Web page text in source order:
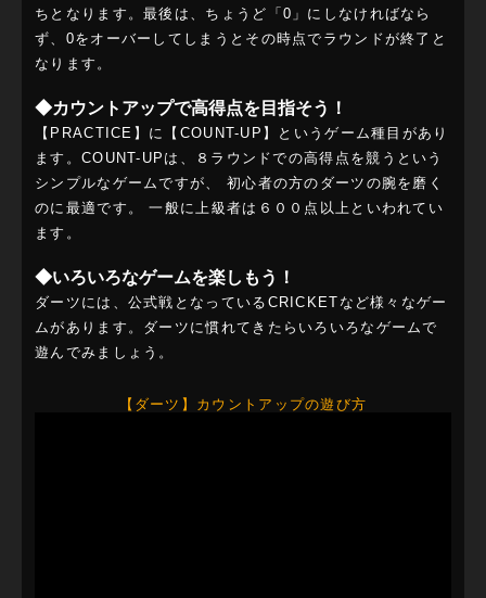
ちとなります。最後は、ちょうど「0」にしなければなら
ず、0をオーバーしてしまうとその時点でラウンドが終了と
なります。
◆カウントアップで高得点を目指そう！
【PRACTICE】に【COUNT-UP】というゲーム種目があり
ます。COUNT-UPは、８ラウンドでの高得点を競うという
シンプルなゲームですが、 初心者の方のダーツの腕を磨く
のに最適です。 一般に上級者は６００点以上といわれてい
ます。
◆いろいろなゲームを楽しもう！
ダーツには、公式戦となっているCRICKETなど様々なゲー
ムがあります。ダーツに慣れてきたらいろいろなゲームで
遊んでみましょう。
【ダーツ】カウントアップの遊び方